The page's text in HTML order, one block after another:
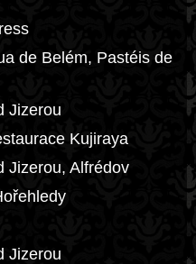
de Belém, Pastéis de
Jizerou
Kujiraya
Jizerou, Alfrédov
Jizerou